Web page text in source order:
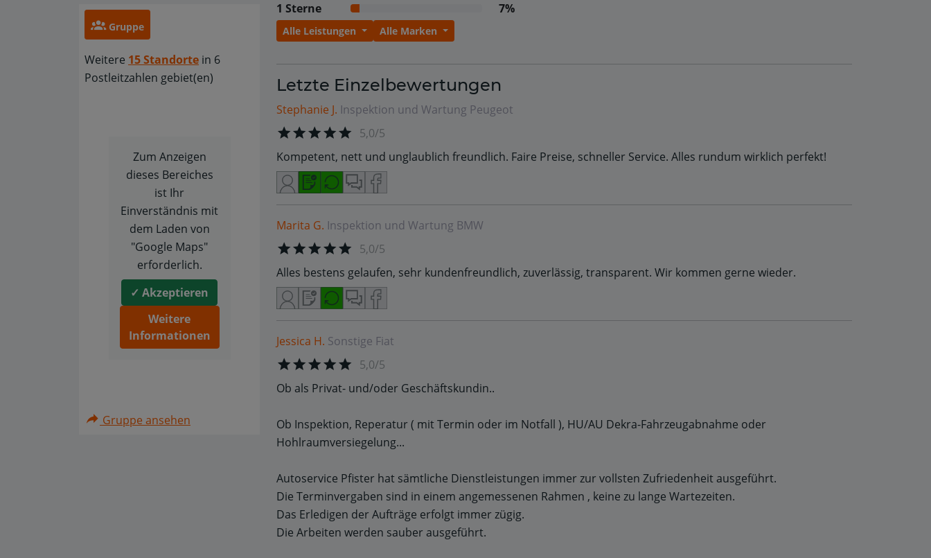
Gruppe
Weitere 15 Standorte in 6
Postleitzahlen gebiet(en)
Zum Anzeigen
dieses Bereiches
ist Ihr
Einverständnis mit
dem Laden von
"Google Maps"
erforderlich.
✓ Akzeptieren
Weitere
Informationen
Gruppe ansehen
1 Sterne
7%
Alle Leistungen Alle Marken
Letzte Einzelbewertungen
Stephanie J. Inspektion und Wartung Peugeot
5,0/5
Kompetent, nett und unglaublich freundlich. Faire Preise, schneller Service. Alles rundum wirklich perfekt!
Marita G. Inspektion und Wartung BMW
5,0/5
Alles bestens gelaufen, sehr kundenfreundlich, zuverlässig, transparent. Wir kommen gerne wieder.
Jessica H. Sonstige Fiat
5,0/5
Ob als Privat- und/oder Geschäftskundin..
Ob Inspektion, Reperatur ( mit Termin oder im Notfall ), HU/AU Dekra-Fahrzeugabnahme oder
Hohlraumversiegelung...
Autoservice Pfister hat sämtliche Dienstleistungen immer zur vollsten Zufriedenheit ausgeführt.
Die Terminvergaben sind in einem angemessenen Rahmen , keine zu lange Wartezeiten.
Das Erledigen der Aufträge erfolgt immer zügig.
Die Arbeiten werden sauber ausgeführt.